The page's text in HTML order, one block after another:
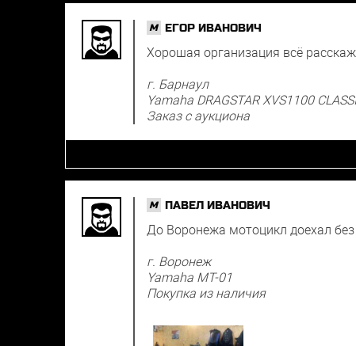
M ЕГОР ИВАНОВИЧ
Хорошая организация всё
г. Барнаул
Yamaha DRAGSTAR XVS1100
Заказ с аукциона
M ПАВЕЛ ИВАНОВИЧ
До Воронежа мотоцикл доехал без
г. Воронеж
Yamaha MT-01
Покупка из наличия